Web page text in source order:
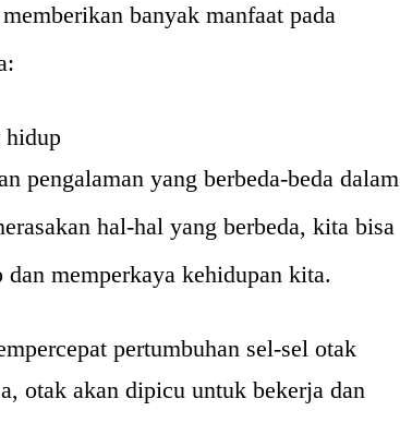
banyak manfaat pada
hidup
pengalaman yang berbeda-beda dalam
hal-hal yang berbeda, kita bisa
memperkaya kehidupan kita.
pertumbuhan sel-sel otak
otak akan dipicu untuk bekerja dan